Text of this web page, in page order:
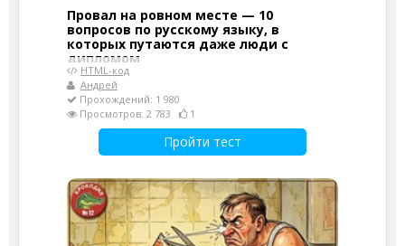
Провал на ровном месте — 10
вопросов по русскому языку, в
которых путаются даже люди с
дипломом
HTML-код
Андрей
Прохождений: 1 980
Просмотров: 2 783
1
Пройти тест